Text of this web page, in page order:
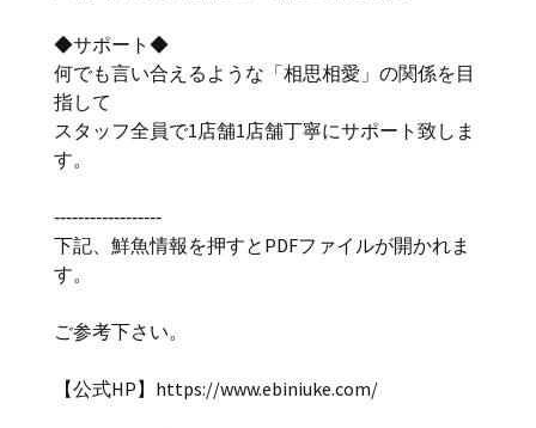
◆サポート◆
何でも言い合えるような「相思相愛」の関係を目
指して
スタッフ全員で1店舗1店舗丁寧にサポート致しま
す。
‐‐‐‐‐‐‐‐‐‐‐‐‐‐‐‐‐‐
下記、鮮魚情報を押すとPDFファイルが開かれま
す。
ご参考下さい。
【公式HP】https://www.ebiniuke.com/